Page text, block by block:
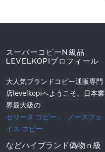
スーパーコピーN級品
LEVELKOPIプロフィール
大人気ブランドコピー通販専門
店levelkopiへようこそ。日本業
界最大級の
セリーヌ コピー 、
ノースフェ
イス コピー
などハイブランド偽物ｎ級